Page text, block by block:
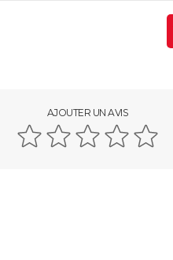
AJOUTER UN AVIS